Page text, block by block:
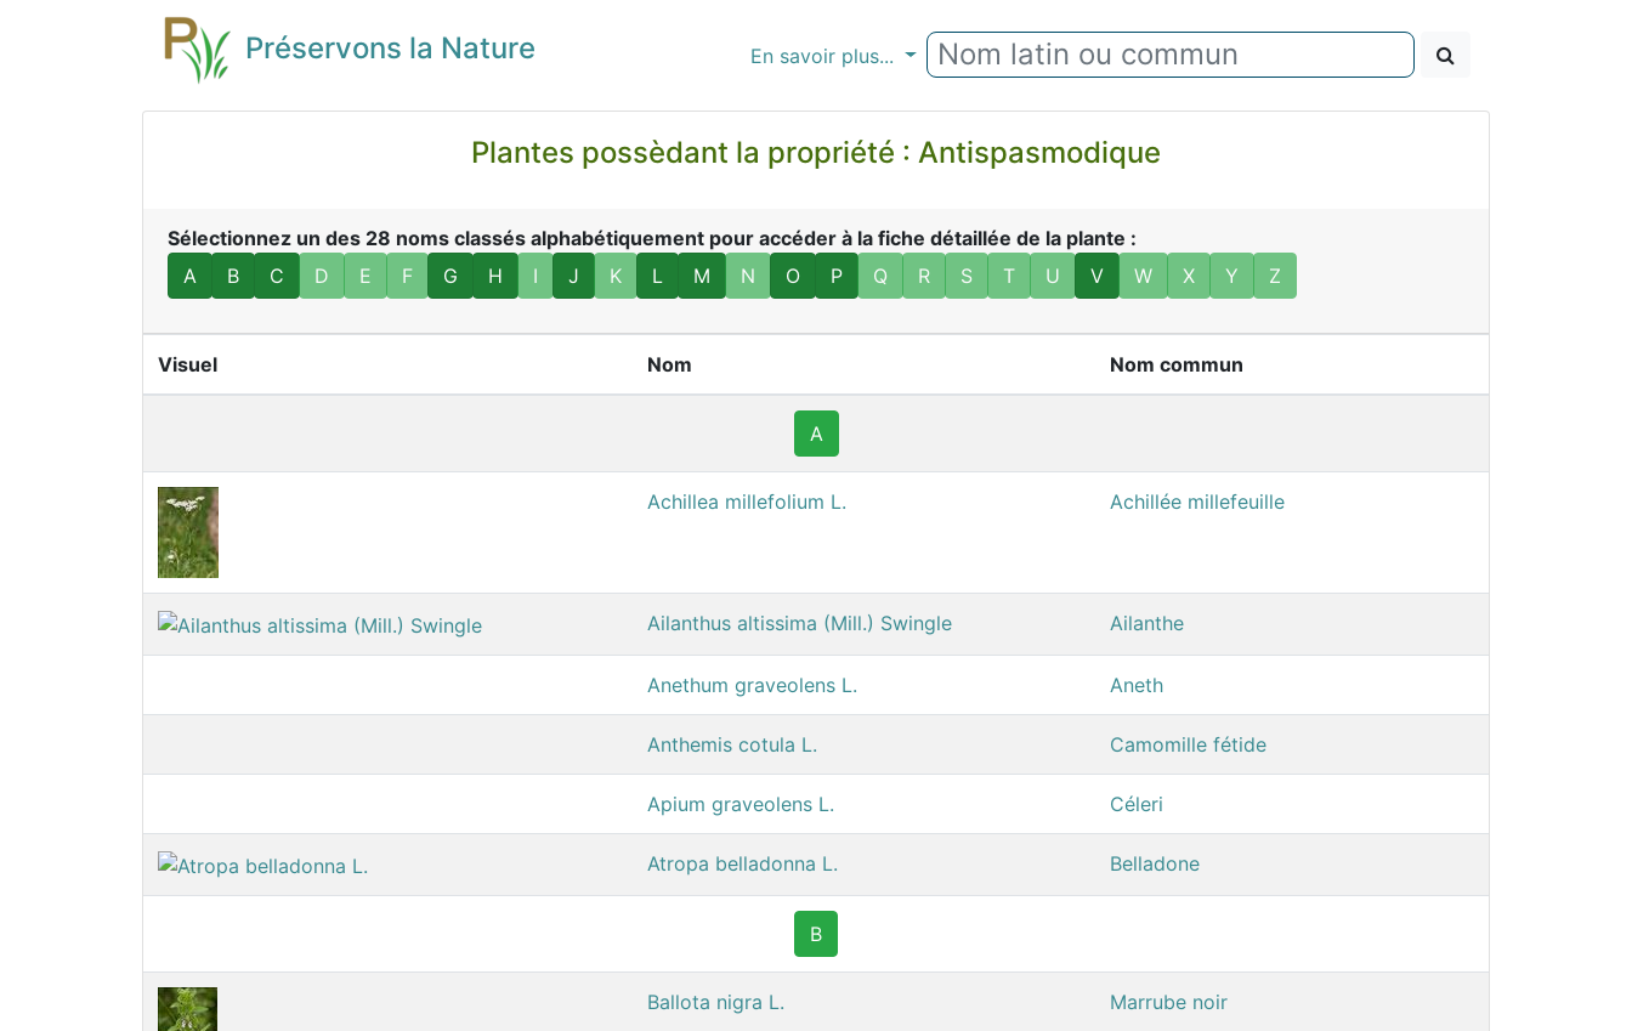
Préservons la Nature En savoir plus...
Plantes possèdant la propriété : Antispasmodique
Sélectionnez un des 28 noms classés alphabétiquement pour accéder à la fiche détaillée de la plante :
A
B C D E F G H I J K L M N O P Q R S T U V W X Y Z
Visuel Nom Nom commun
A
Achillea millefolium L. Achillée millefeuille
Ailanthus altissima (Mill.) Swingle Ailanthe
Anethum graveolens L. Aneth
Anthemis cotula L. Camomille fétide
Apium graveolens L. Céleri
Atropa belladonna L. Belladone
B
Ballota nigra L. Marrube noir